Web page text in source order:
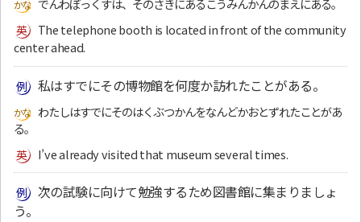
でんわぼっくすは、そのさきにあるこうみんかんのまえにある。
The telephone booth is located in front of the community
center ahead.
私はすでにその博物館を何度か訪れたことがある。
わたしはすでにそのはくぶつかんをなんどかおとずれたことがあ
る。
I’ve already visited that museum several times.
次の試験に向けて勉強するため図書館に集まりましょ
う。